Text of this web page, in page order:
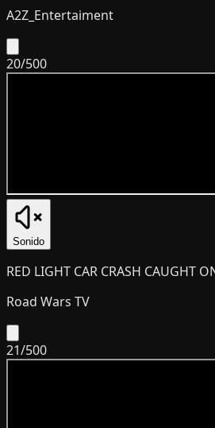
A2Z_Entertaiment
20/500
Sonido
RED LIGHT CAR CRASH CAUGHT
Road Wars TV
21/500